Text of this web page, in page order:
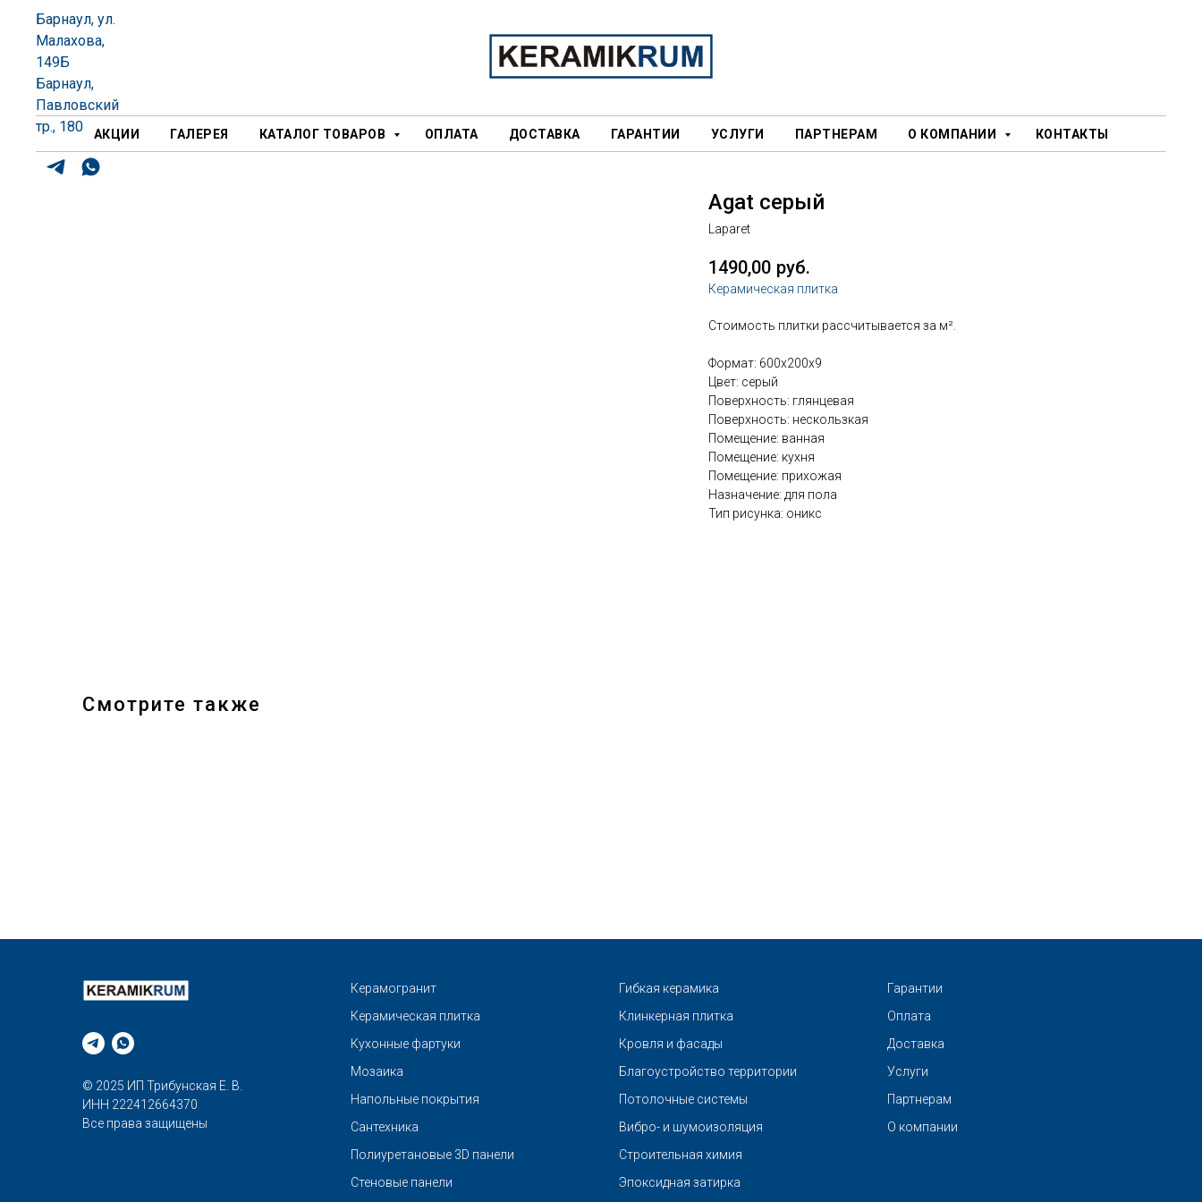
Барнаул, ул.
Малахова,
149Б
Барнаул,
Павловский
тр., 180
АКЦИИ ГАЛЕРЕЯ КАТАЛОГ ТОВАРОВ ОПЛАТА ДОСТАВКА ГАРАНТИИ УСЛУГИ ПАРТНЕРАМ О КОМПАНИИ КОНТАКТЫ
Agat серый
Laparet
1490,00 руб.
Керамическая плитка
Стоимость плитки рассчитывается за м².
Формат: 600х200х9
Цвет: серый
Поверхность: глянцевая
Поверхность: нескользкая
Помещение: ванная
Помещение: кухня
Помещение: прихожая
Назначение: для пола
Тип рисунка: оникс
Смотрите также
© 2025 ИП Трибунская Е. В.
ИНН 222412664370
Все права защищены
Керамогранит
Керамическая плитка
Кухонные фартуки
Мозаика
Напольные покрытия
Сантехника
Полиуретановые 3D панели
Стеновые панели
Гибкая керамика
Клинкерная плитка
Кровля и фасады
Благоустройство территории
Потолочные системы
Вибро- и шумоизоляция
Строительная химия
Эпоксидная затирка
Гарантии
Оплата
Доставка
Услуги
Партнерам
О компании